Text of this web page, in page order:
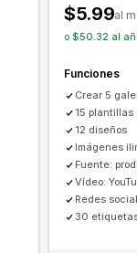
SEO
comprables
Fondo del video
$5.99al
o $50.32 al
Funciones
Crear 5
15 plantillas
12 diseños
Imágenes
Fuente:
Vídeo:
Redes
30